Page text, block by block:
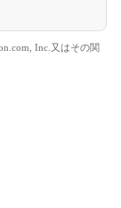
Inc.又はその関